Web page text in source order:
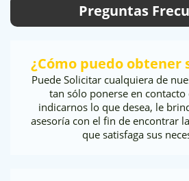
Preguntas
¿Cómo puedo obtener
Puede Solicitar cualquiera de
tan sólo ponerse en
indicarnos lo que desea, le
asesoría con el fin de encontrar
que satisfaga sus